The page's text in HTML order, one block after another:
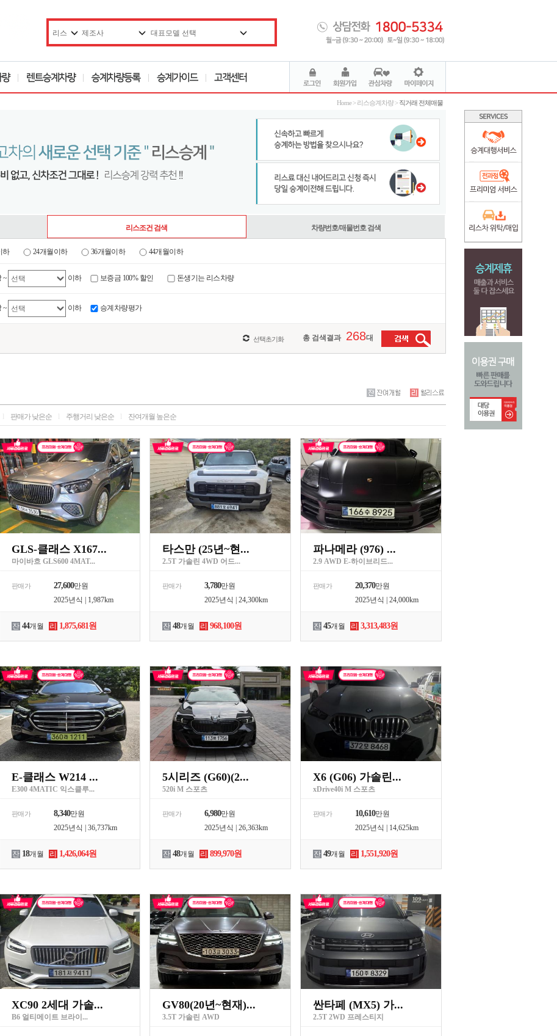
Home > 리스승계차량 >직거래 전체매물
리스조건 검색 차량번호/매물번호 검색
하 24개월이하 36개월이하 44개월이하
~ 이하 보증금 100% 할인 돈생기는 리스차량
~ 이하 승계차량평가
총 검색결과 268대
판매가 낮은순 주행거리 낮은순 잔여개월 높은순
GLS-클래스 X167...
마이바흐 GLS600 4MAT...
판매가 27,600만원
2025년식 | 1,987km
잔 44개월 리 1,875,681원
타스만 (25년~현...
2.5T 가솔린 4WD 어드...
판매가 3,780만원
2025년식 | 24,300km
잔 48개월 리 968,100원
파나메라 (976) ...
2.9 AWD E-하이브리드...
판매가 20,370만원
2025년식 | 24,000km
잔 45개월 리 3,313,483원
E-클래스 W214 ...
E300 4MATIC 익스클루...
판매가 8,340만원
2025년식 | 36,737km
잔 18개월 리 1,426,064원
5시리즈 (G60)(2...
520i M 스포츠
판매가 6,980만원
2025년식 | 26,363km
잔 48개월 리 899,970원
X6 (G06) 가솔린...
xDrive40i M 스포츠
판매가 10,610만원
2025년식 | 14,625km
잔 49개월 리 1,551,920원
XC90 2세대 가솔...
B6 얼티메이트 브라이...
GV80(20년~현재)...
3.5T 가솔린 AWD
싼타페 (MX5) 가...
2.5T 2WD 프레스티지